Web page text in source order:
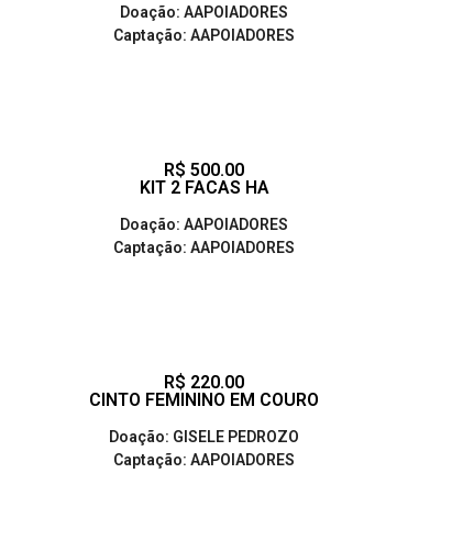
Doação: AAPOIADORES
Captação: AAPOIADORES
R$ 500.00
KIT 2 FACAS HA
Doação: AAPOIADORES
Captação: AAPOIADORES
R$ 220.00
CINTO FEMININO EM COURO
Doação: GISELE PEDROZO
Captação: AAPOIADORES